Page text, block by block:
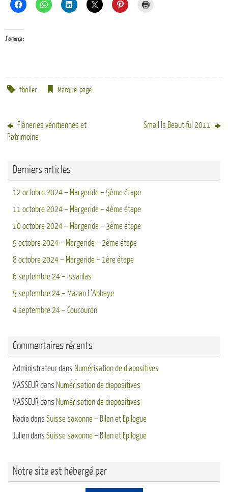
J’aime ça :
thriller. Marque-page.
Flâneries vénitiennes et
Patrimoine
Small Is Beautiful 2011
Derniers articles
12 octobre 2024 – Margeride – 5ème étape
11 octobre 2024 – Margeride – 4ème étape
10 octobre 2024 – Margeride – 3ème étape
9 octobre 2024 – Margeride – 2ème étape
8 octobre 2024 – Margeride – 1ère étape
6 septembre 24 – Issanlas
5 septembre 24 – Mazan L’Abbaye
4 septembre 24 – Coucouron
Commentaires récents
Administrateurdans Numérisation de diapositives
VASSEURdans Numérisation de diapositives
VASSEURdans Numérisation de diapositives
Nadia dans Suisse saxonne – Bilan et Epilogue
Juliendans Suisse saxonne – Bilan et Epilogue
Notre site est hébergé par